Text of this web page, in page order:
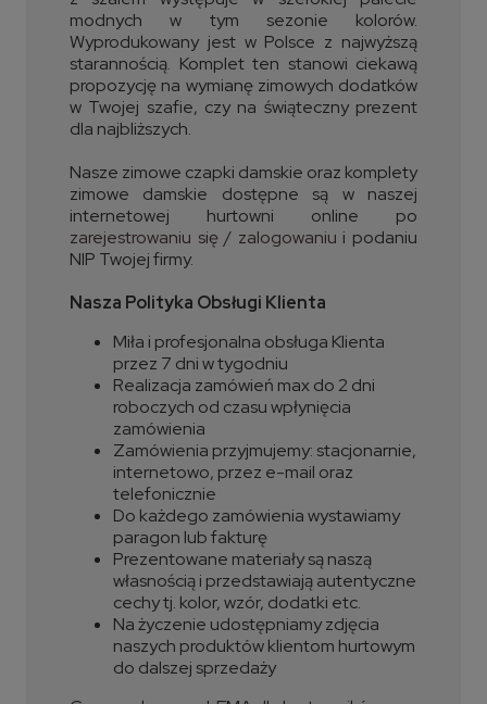
modnych w tym sezonie kolorów.
Wyprodukowany jest w Polsce z najwyższą
starannością. Komplet ten stanowi ciekawą
propozycję na wymianę zimowych dodatków
w Twojej szafie, czy na świąteczny prezent
dla najbliższych.
Nasze zimowe czapki damskie oraz komplety
zimowe damskie dostępne są w naszej
internetowej hurtowni online po
zarejestrowaniu się / zalogowaniu i podaniu
NIP Twojej firmy.
Nasza Polityka Obsługi Klienta
Miła i profesjonalna obsługa Klienta
przez 7 dni w tygodniu
Realizacja zamówień max do 2 dni
roboczych od czasu wpłynięcia
zamówienia
Zamówienia przyjmujemy: stacjonarnie,
internetowo, przez e-mail oraz
telefonicznie
Do każdego zamówienia wystawiamy
paragon lub fakturę
Prezentowane materiały są naszą
własnością i przedstawiają autentyczne
cechy tj. kolor, wzór, dodatki etc.
Na życzenie udostępniamy zdjęcia
naszych produktów klientom hurtowym
do dalszej sprzedaży